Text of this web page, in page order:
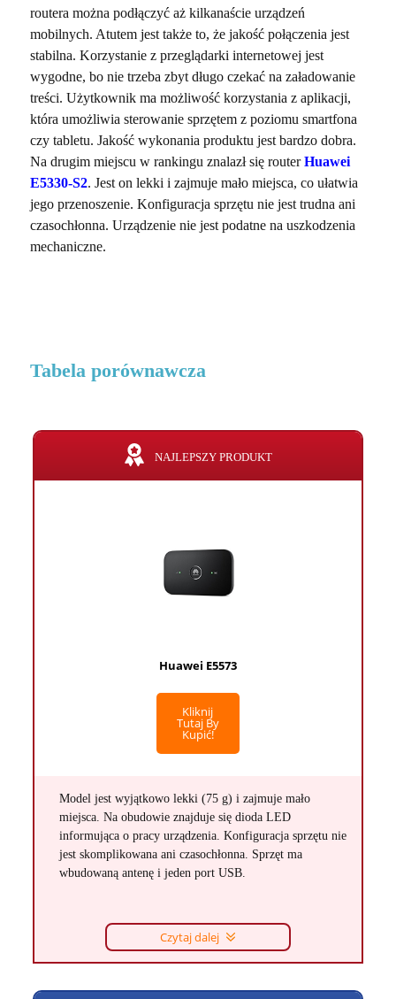
routera można podłączyć aż kilkanaście urządzeń
mobilnych. Atutem jest także to, że jakość połączenia jest
stabilna. Korzystanie z przeglądarki internetowej jest
wygodne, bo nie trzeba zbyt długo czekać na załadowanie
treści. Użytkownik ma możliwość korzystania z aplikacji,
która umożliwia sterowanie sprzętem z poziomu smartfona
czy tabletu. Jakość wykonania produktu jest bardzo dobra.
Na drugim miejscu w rankingu znalazł się routerHuawei
E5330-S2. Jest on lekki i zajmuje mało miejsca, co ułatwia
jego przenoszenie. Konfiguracja sprzętu nie jest trudna ani
czasochłonna. Urządzenie nie jest podatne na uszkodzenia
mechaniczne.
Tabela porównawcza
NAJLEPSZY PRODUKT
Huawei E5573
Kliknij
Tutaj By
Kupić!
Model jest wyjątkowo lekki (75 g) i zajmuje mało
miejsca. Na obudowie znajduje się dioda LED
informująca o pracy urządzenia. Konfiguracja sprzętu nie
jest skomplikowana ani czasochłonna. Sprzęt ma
wbudowaną antenę i jeden port USB.
Czytaj dalej